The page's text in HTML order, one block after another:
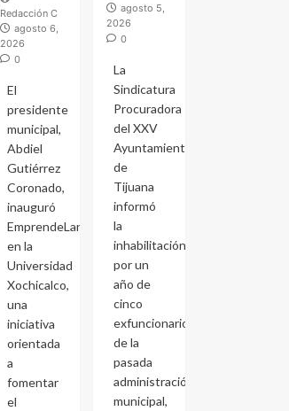
Redacción C
agosto 6,
2026
0
El
presidente
municipal,
Abdiel
Gutiérrez
Coronado,
inauguró
EmprendeLand
en la
Universidad
Xochicalco,
una
iniciativa
orientada
a
fomentar
el
agosto 5,
2026
0
La
Sindicatura
Procuradora
del XXV
Ayuntamiento
de
Tijuana
informó
la
inhabilitación
por un
año de
cinco
exfuncionarios
de la
pasada
administración
municipal,